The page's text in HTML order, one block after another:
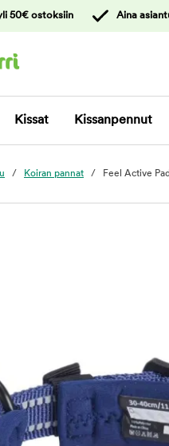
50€ ostoksiin Aina
Kissat Kissanpennut
Koiran pannat Feel Active